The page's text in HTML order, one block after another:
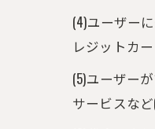
(4)ユーザー
レジットカ
(5)ユーザー
サービスな